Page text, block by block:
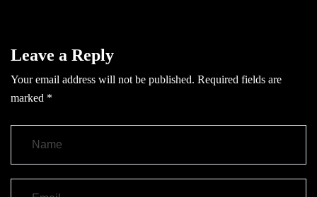
Leave a Reply
Your email address will not be published. Required fields are
marked *